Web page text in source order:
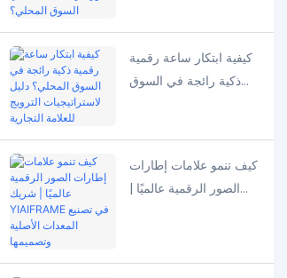
المحلي؟
كيفية ابتكار ساعة رقمية
ذكية رائجة في السوق
كيف تنمو علامات إطارات
الصور الرقمية عالميًا |